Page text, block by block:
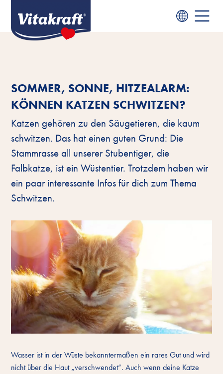
SOMMER, SONNE, HITZEALARM:
KÖNNEN KATZEN SCHWITZEN?
Katzen gehören zu den Säugetieren, die kaum
schwitzen. Das hat einen guten Grund: Die
Stammrasse all unserer Stubentiger, die
Falbkatze, ist ein Wüstentier. Trotzdem haben wir
ein paar interessante Infos für dich zum Thema
Schwitzen.
Wasser ist in der Wüste bekanntermaßen ein rares Gut und wird
nicht über die Haut „verschwendet“. Auch wenn deine Katze